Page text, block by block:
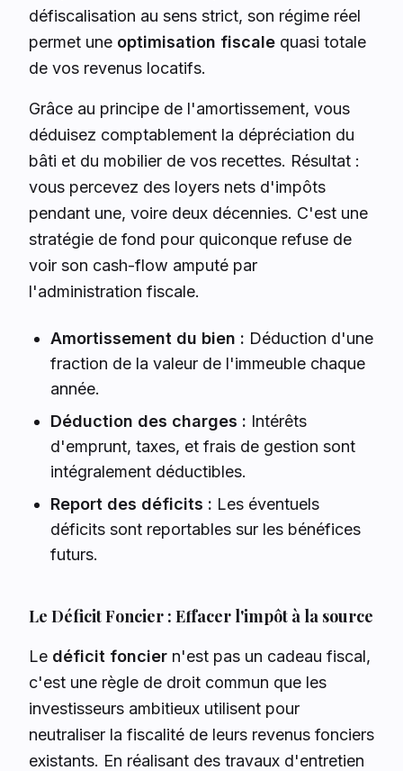
défiscalisation au sens strict, son régime réel
permet une optimisation fiscale quasi totale
de vos revenus locatifs.
Grâce au principe de l'amortissement, vous
déduisez comptablement la dépréciation du
bâti et du mobilier de vos recettes. Résultat :
vous percevez des loyers nets d'impôts
pendant une, voire deux décennies. C'est une
stratégie de fond pour quiconque refuse de
voir son cash-flow amputé par
l'administration fiscale.
Amortissement du bien : Déduction d'une
fraction de la valeur de l'immeuble chaque
année.
Déduction des charges : Intérêts
d'emprunt, taxes, et frais de gestion sont
intégralement déductibles.
Report des déficits : Les éventuels
déficits sont reportables sur les bénéfices
futurs.
Le Déficit Foncier : Effacer l'impôt à la source
Le déficit foncier n'est pas un cadeau fiscal,
c'est une règle de droit commun que les
investisseurs ambitieux utilisent pour
neutraliser la fiscalité de leurs revenus fonciers
existants. En réalisant des travaux d'entretien